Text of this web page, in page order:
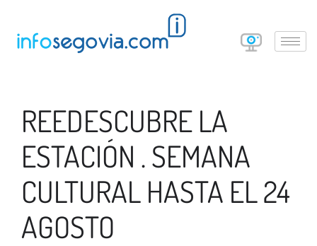
REEDESCUBRE LA
ESTACIÓN . SEMANA
CULTURAL HASTA EL 24
AGOSTO